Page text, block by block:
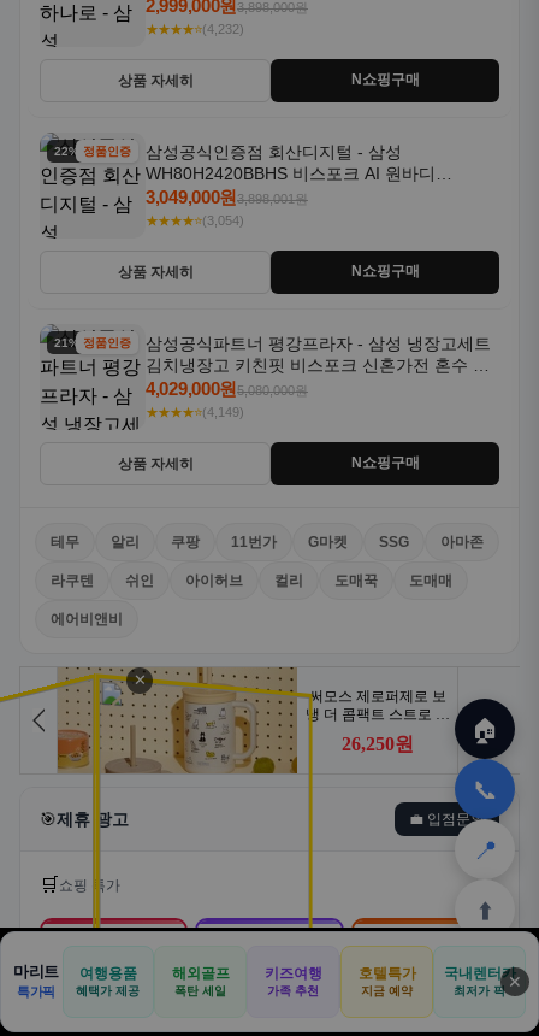
조기 20kg 세제자동투입
2,999,000원3,898,000원
★★★★⭐(4,232)
상품 자세히 N쇼핑구매
22% 할인정품인증
삼성공식인증점 회산디지털 - 삼성
WH80H2420BBHS 비스포크 AI 원바디
24kg+20kg 세제자동투입 1등급
3,049,000원3,898,001원
★★★★⭐(3,054)
상품 자세히 N쇼핑구매
21% 할인정품인증
삼성공식파트너 평강프라자 - 삼성 냉장고세트
김치냉장고 키친핏 비스포크 신혼가전 혼수 입
주가전 빌트인 화이트
4,029,000원5,080,000원
★★★★⭐(4,149)
상품 자세히 N쇼핑구매
테무 알리 쿠팡 11번가 G마켓 SSG 아마존
라쿠텐 쉬인 아이허브 컬리 도매꾹 도매매
에어비앤비
🎯제휴 광고 💼 입점문의
🛒 쇼핑 특가
🛒
쿠팡
로켓배송·특가
📦
알리익스프레스
🎁
테무
초저가·무료배송
🏠
✈️
공항
⛳
📋
🛒
쿠팡
🎁
테무
🏠
📞
📍
⬆️
🏠 📝
견적
🚐
기사등록
🛒
아마존
✕
마리트
특가픽
여행용품
혜택가 제공
해외골프
폭탄 세일
키즈여행
가족 추천
호텔특가
지금 예약
국내렌터카
최저가 픽 ✕